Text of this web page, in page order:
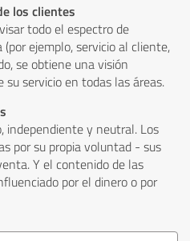
los clientes
todo el espectro de
ejemplo, servicio al cliente,
se obtiene una visión
servicio en todas las áreas.
independiente y neutral. Los
por su propia voluntad - sus
Y el contenido de las
por el dinero o por